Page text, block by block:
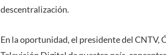
descentralización.
En la oportunidad, el presidente del CNTV,